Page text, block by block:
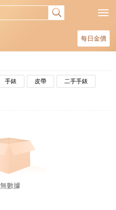
每日金價
手錶 皮帶 二手手錶
數據